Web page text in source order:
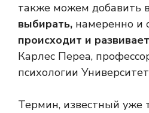
также можем добавить
выбирать, намеренно и
происходит и
Карлес Переа,
психологии
Термин, известный уже